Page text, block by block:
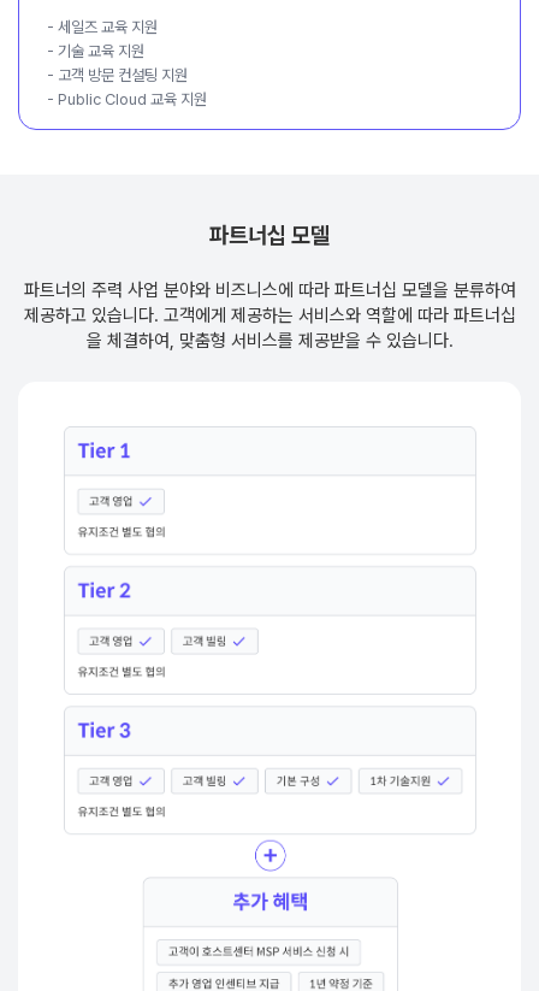
- 세일즈 교육 지원
- 기술 교육 지원
- 고객 방문 컨설팅 지원
- Public Cloud 교육 지원
파트너십 모델
파트너의 주력 사업 분야와 비즈니스에 따라 파트너십 모델을 분류하여
제공하고 있습니다. 고객에게 제공하는 서비스와 역할에 따라 파트너십
을 체결하여, 맞춤형 서비스를 제공받을 수 있습니다.